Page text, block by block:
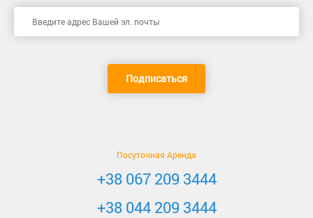
Подписаться
Посуточная Аренда
+38 067 209 3444
+38 044 209 3444